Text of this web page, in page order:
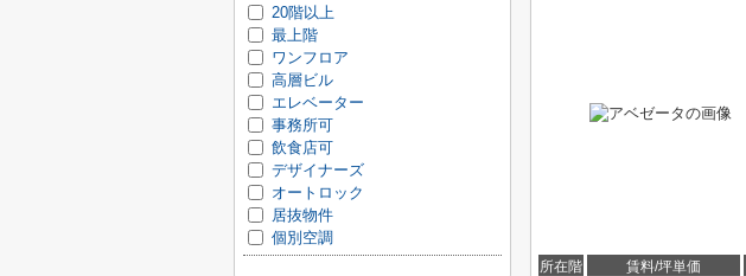
所在階 賃料/坪単価
20階以上
最上階
ワンフロア
高層ビル
エレベーター
事務所可
飲食店可
デザイナーズ
オートロック
居抜物件
個別空調